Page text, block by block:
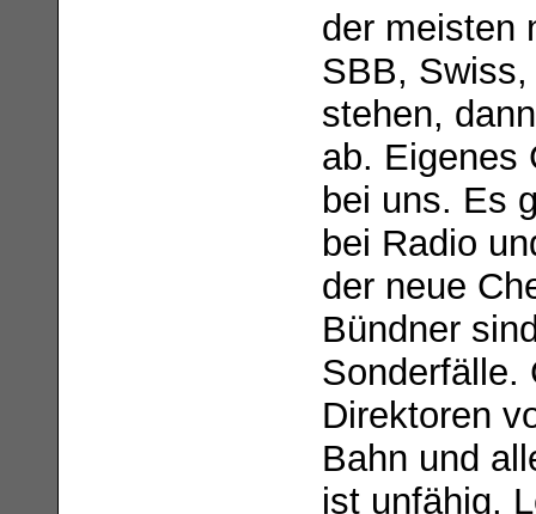
der meisten
SBB,
stehen,
ab. Eigenes
bei uns. Es
bei Radio
der neue
Bündner
Sonderfälle.
Direktoren
Bahn und
ist unfähig,